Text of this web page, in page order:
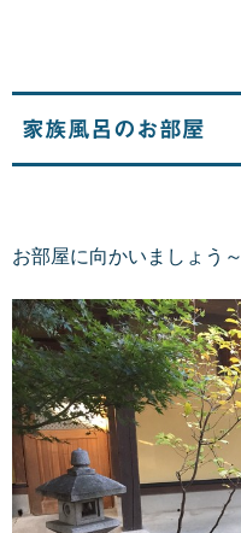
家族風呂のお部屋
お部屋に向かいましょう～